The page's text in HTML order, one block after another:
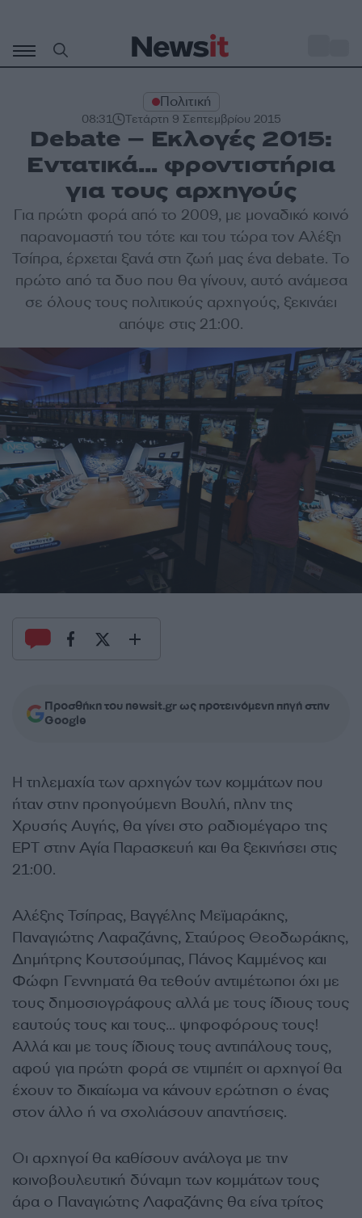
περιεχόμενο
Πολιτική
08:31 Τετάρτη 9 Σεπτεμβρίου 2015
Debate – Εκλογές 2015:
Εντατικά… φροντιστήρια
για τους αρχηγούς
Για πρώτη φορά από το 2009, με μοναδικό κοινό
παρανομαστή του τότε και του τώρα τον Αλέξη
Τσίπρα, έρχεται ξανά στη ζωή μας ένα debate. Το
πρώτο από τα δυο που θα γίνουν, αυτό ανάμεσα
σε όλους τους πολιτικούς αρχηγούς, ξεκινάει
απόψε στις 21:00.
Προσθήκη του newsit.gr ως προτεινόμενη πηγή στην
Google
Η τηλεμαχία των αρχηγών των κομμάτων που
ήταν στην προηγούμενη Βουλή, πλην της
Χρυσής Αυγής, θα γίνει στο ραδιομέγαρο της
ΕΡΤ στην Αγία Παρασκευή και θα ξεκινήσει στις
21:00.
Αλέξης Τσίπρας, Βαγγέλης Μεϊμαράκης,
Παναγιώτης Λαφαζάνης, Σταύρος Θεοδωράκης,
Δημήτρης Κουτσούμπας, Πάνος Καμμένος και
Φώφη Γεννηματά θα τεθούν αντιμέτωποι όχι με
τους δημοσιογράφους αλλά με τους ίδιους τους
εαυτούς τους και τους… ψηφοφόρους τους!
Αλλά και με τους ίδιους τους αντιπάλους τους,
αφού για πρώτη φορά σε ντιμπέιτ οι αρχηγοί θα
έχουν το δικαίωμα να κάνουν ερώτηση ο ένας
στον άλλο ή να σχολιάσουν απαντήσεις.
Οι αρχηγοί θα καθίσουν ανάλογα με την
κοινοβουλευτική δύναμη των κομμάτων τους
άρα ο Παναγιώτης Λαφαζάνης θα είνα τρίτος